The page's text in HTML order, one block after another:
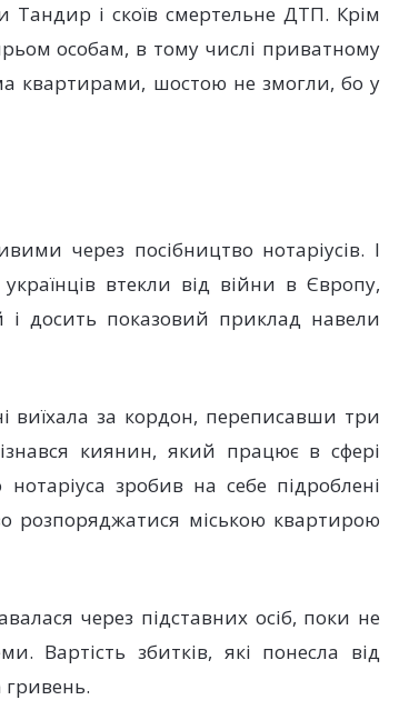
Тандир і скоїв смертельне ДТП. Крім
особам, в тому числі приватному
квартирами, шостою не змогли, бо у
через посібництво нотаріусів. І
втекли від війни в Європу,
досить показовий приклад навели
за кордон, переписавши три
киянин, який працює в сфері
зробив на себе підроблені
розпоряджатися міською квартирою
через підставних осіб, поки не
Вартість збитків, які понесла від